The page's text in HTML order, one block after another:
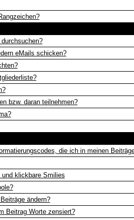
eMails schicken?
bzw. daran teilnehmen?
die ich in meinen
und klickbare Smilies
ändern?
Beitrag Worte zensiert?